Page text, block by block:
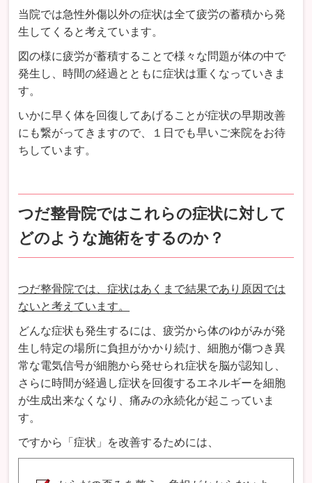
当院では急性外傷以外の症状は全て疲労の蓄積から発
生してくると考えています。
図の様に疲労が蓄積することで様々な問題が体の中で
発生し、時間の経過とともに症状は重くなっていきま
す。
いかに早く体を回復してあげることが症状の早期改善
にも繋がってきますので、１日でも早いご来院をお待
ちしています。
つだ整骨院ではこれらの症状に対して
どのような施術をするのか？
つだ整骨院では、症状はあくまで結果であり原因では
ないと考えています。
どんな症状も発生するには、疲労から体のゆがみが発
生し特定の場所に負担がかかり続け、細胞が傷つき異
常な電気信号が細胞から発せられ症状を脳が認知し、
さらに時間が経過し症状を回復するエネルギーを細胞
が生成出来なくなり、痛みの永続化が起こっていま
す。
ですから「症状」を改善するためには、